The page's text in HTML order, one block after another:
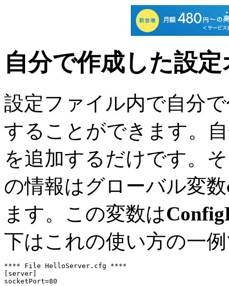
自分で作成した設
設定ファイル内で自分
することができます。
を追加するだけです。
の情報はグローバル変数
ます。この変数は
下はこれの使い方の一
**** File HelloServer.cfg ****
[server]
socketPort=80